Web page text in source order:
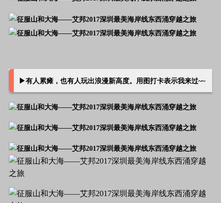
▶有人累瘫，也有人玩出浪漫新高度。用图打卡表示我来过~~